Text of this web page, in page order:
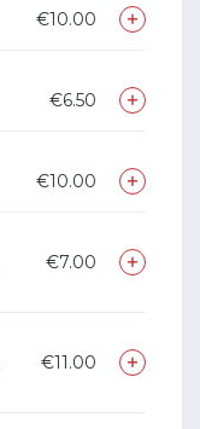
€10.00
€6.50
€10.00
€7.00
€11.00